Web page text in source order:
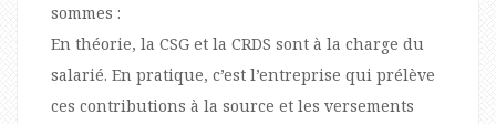
sommes :
En théorie, la CSG et la CRDS sont à la charge du
salarié. En pratique, c’est l’entreprise qui prélève
ces contributions à la source et les versements